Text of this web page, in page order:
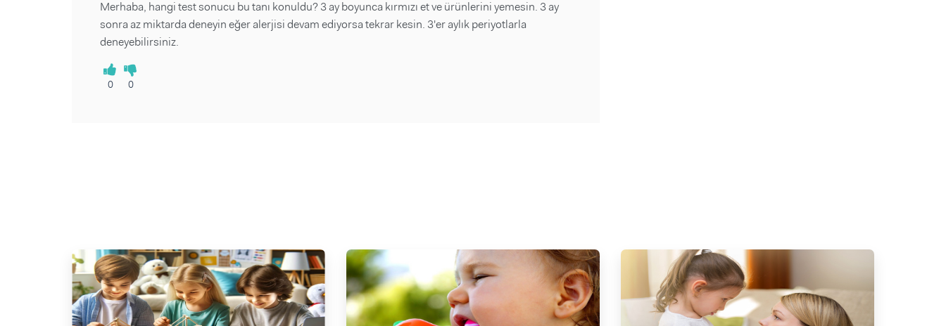
Merhaba, hangi test sonucu bu tanı konuldu? 3 ay boyunca kırmızı et ve ürünlerini yemesin. 3 ay
sonra az miktarda deneyin eğer alerjisi devam ediyorsa tekrar kesin. 3'er aylık periyotlarla
deneyebilirsiniz.
0 0